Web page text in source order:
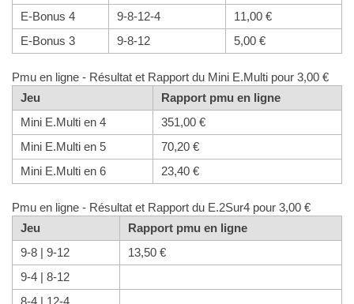
E-Bonus 4 9-8-12-4
11,00 €
E-Bonus 3
9-8-12 5,00 €
Pmu en ligne - Résultat et Rapport du Mini E.Multi pour 3,00 €
Jeu
Rapport pmu en ligne
Mini E.Multi en 4
351,00 €
Mini E.Multi en 5
70,20 €
Mini E.Multi en 6
23,40 €
Pmu en ligne - Résultat et Rapport du E.2Sur4 pour 3,00 €
Jeu
Rapport pmu en ligne
9-8 | 9-12
13,50 €
9-4 | 8-12